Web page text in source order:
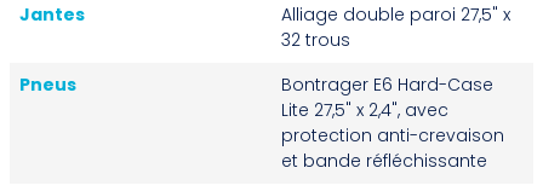
Jantes
Alliage double paroi 27,5" x
32 trous
Pneus
Bontrager E6 Hard-Case
Lite 27,5" x 2,4", avec
protection anti-crevaison
et bande réfléchissante